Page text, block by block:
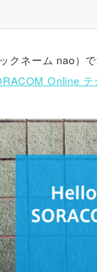
クネーム nao）
Online テ